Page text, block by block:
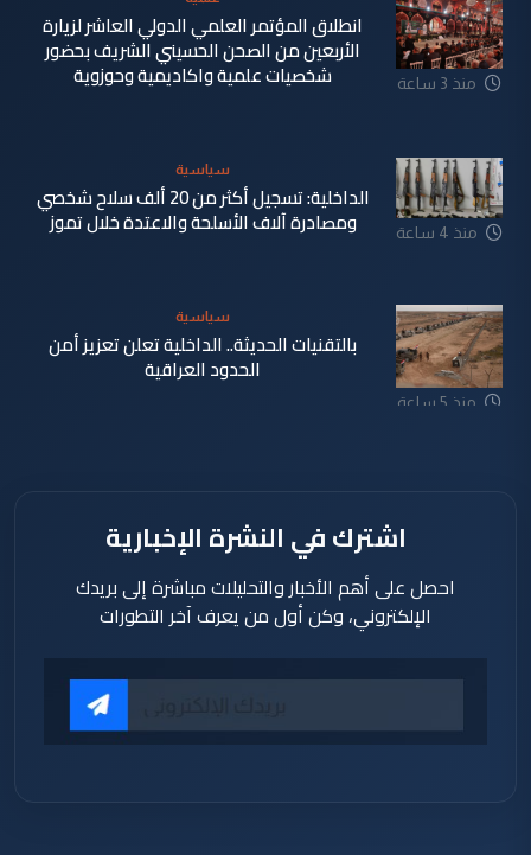
منذ 3 ساعة
انطلاق المؤتمر العلمي الدولي العاشر لزيارة
الأربعين من الصحن الحسيني الشريف بحضور
شخصيات علمية واكاديمية وحوزوية
منذ 4 ساعة
سياسية
الداخلية: تسجيل أكثر من 20 ألف سلاح شخصي
ومصادرة آلاف الأسلحة والاعتدة خلال تموز
منذ 5 ساعة
سياسية
بالتقنيات الحديثة.. الداخلية تعلن تعزيز أمن
الحدود العراقية
اشترك في النشرة الإخبارية
احصل على أهم الأخبار والتحليلات مباشرة إلى بريدك
الإلكتروني، وكن أول من يعرف آخر التطورات